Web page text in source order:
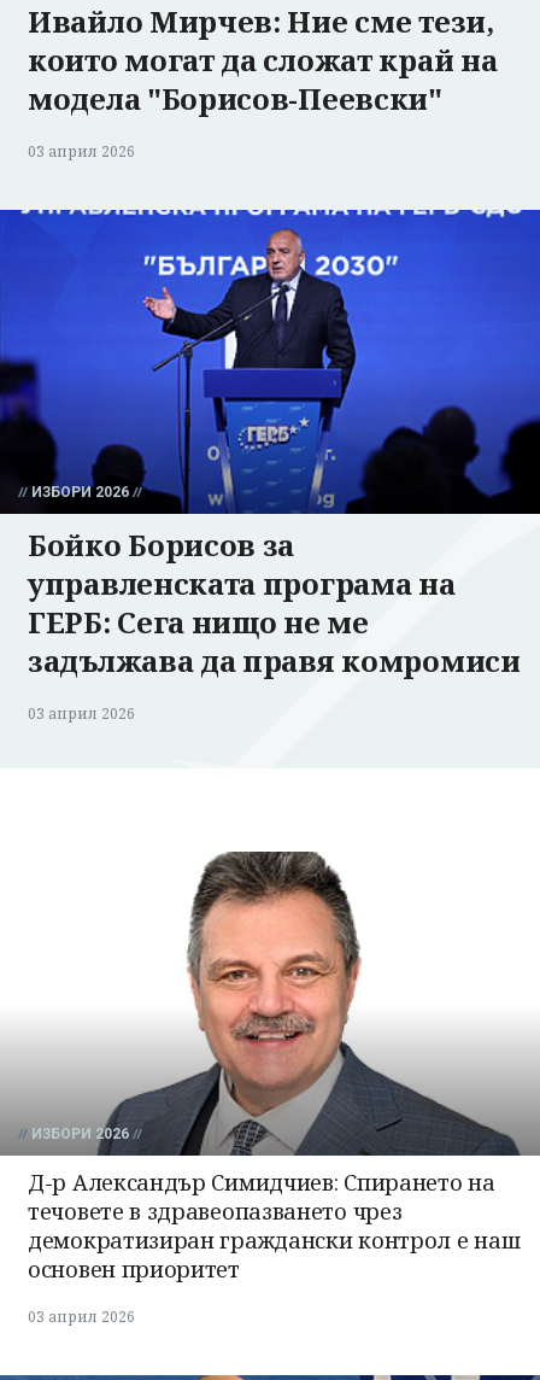
Ивайло Мирчев: Ние сме тези,
които могат да сложат край на
модела "Борисов-Пеевски"
03 април 2026
ИЗБОРИ 2026
Бойко Борисов за
управленската програма на
ГЕРБ: Сега нищо не ме
задължава да правя комромиси
03 април 2026
ИЗБОРИ 2026
Д-р Александър Симидчиев: Спирането на
течовете в здравеопазването чрез
демократизиран граждански контрол е наш
основен приоритет
03 април 2026